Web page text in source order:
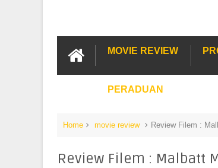
MOVIE REVIEW
PERADUAN
Home movie review Review Filem :
Review Filem : Malbatt